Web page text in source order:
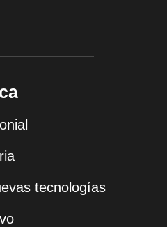
tecnologías